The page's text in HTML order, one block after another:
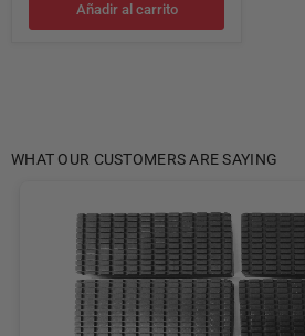
Añadir al carrito
WHAT OUR CUSTOMERS ARE SAYING